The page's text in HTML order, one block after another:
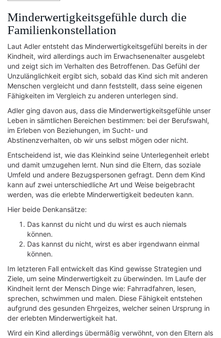
Minderwertigkeitsgefühle durch die
Familienkonstellation
Laut Adler entsteht das Minderwertigkeitsgefühl bereits in der
Kindheit, wird allerdings auch im Erwachsenenalter ausgelebt
und zeigt sich im Verhalten des Betroffenen. Das Gefühl der
Unzulänglichkeit ergibt sich, sobald das Kind sich mit anderen
Menschen vergleicht und dann feststellt, dass seine eigenen
Fähigkeiten im Vergleich zu anderen unterlegen sind.
Adler ging davon aus, dass die Minderwertigkeitsgefühle unser
Leben in sämtlichen Bereichen bestimmen: bei der Berufswahl,
im Erleben von Beziehungen, im Sucht- und
Abstinenzverhalten, ob wir uns selbst mögen oder nicht.
Entscheidend ist, wie das Kleinkind seine Unterlegenheit erlebt
und damit umzugehen lernt. Nun sind die Eltern, das soziale
Umfeld und andere Bezugspersonen gefragt. Denn dem Kind
kann auf zwei unterschiedliche Art und Weise beigebracht
werden, was die erlebte Minderwertigkeit bedeuten kann.
Hier beide Denkansätze:
Das kannst du nicht und du wirst es auch niemals
können.
Das kannst du nicht, wirst es aber irgendwann einmal
können.
Im letzteren Fall entwickelt das Kind gewisse Strategien und
Ziele, um seine Minderwertigkeit zu überwinden. Im Laufe der
Kindheit lernt der Mensch Dinge wie: Fahrradfahren, lesen,
sprechen, schwimmen und malen. Diese Fähigkeit entstehen
aufgrund des gesunden Ehrgeizes, welcher seinen Ursprung in
der erlebten Minderwertigkeit hat.
Wird ein Kind allerdings übermäßig verwöhnt, von den Eltern als